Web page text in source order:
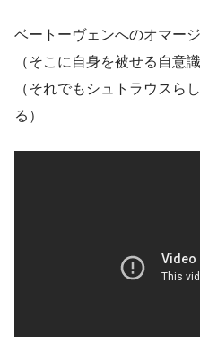
ベートーヴェンへのオマージ
（そこに自身を被せる自意識
（それでもシュトラウスら
る）